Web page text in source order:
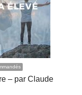
– par Claude